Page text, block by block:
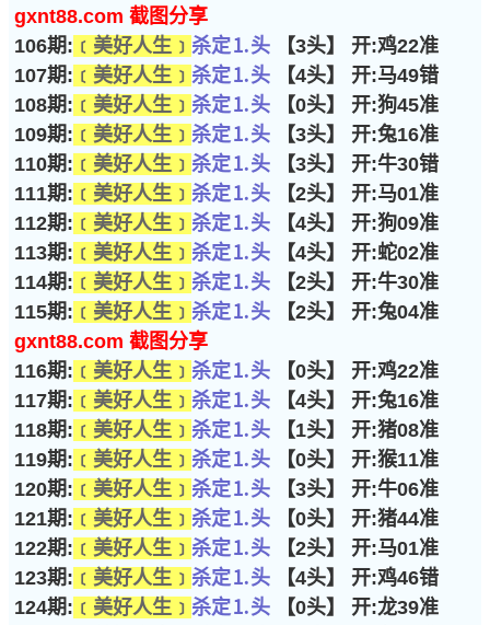
gxnt88.com 截图分享
106期: ﹝美好人生﹞ 杀定⒈头 【3头】 开:鸡22准
107期: ﹝美好人生﹞ 杀定⒈头 【4头】 开:马49错
108期: ﹝美好人生﹞ 杀定⒈头 【0头】 开:狗45准
109期: ﹝美好人生﹞ 杀定⒈头 【3头】 开:兔16准
110期: ﹝美好人生﹞ 杀定⒈头 【3头】 开:牛30错
111期: ﹝美好人生﹞ 杀定⒈头 【2头】 开:马01准
112期: ﹝美好人生﹞ 杀定⒈头 【4头】 开:狗09准
113期: ﹝美好人生﹞ 杀定⒈头 【4头】 开:蛇02准
114期: ﹝美好人生﹞ 杀定⒈头 【2头】 开:牛30准
115期: ﹝美好人生﹞ 杀定⒈头 【2头】 开:兔04准
gxnt88.com 截图分享
116期: ﹝美好人生﹞ 杀定⒈头 【0头】 开:鸡22准
117期: ﹝美好人生﹞ 杀定⒈头 【4头】 开:兔16准
118期: ﹝美好人生﹞ 杀定⒈头 【1头】 开:猪08准
119期: ﹝美好人生﹞ 杀定⒈头 【0头】 开:猴11准
120期: ﹝美好人生﹞ 杀定⒈头 【3头】 开:牛06准
121期: ﹝美好人生﹞ 杀定⒈头 【0头】 开:猪44准
122期: ﹝美好人生﹞ 杀定⒈头 【2头】 开:马01准
123期: ﹝美好人生﹞ 杀定⒈头 【4头】 开:鸡46错
124期: ﹝美好人生﹞ 杀定⒈头 【0头】 开:龙39准